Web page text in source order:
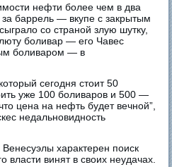
нефти более чем в два
баррель — вкупе с закрытым
со страной злую шутку,
боливар — его Чавес
боливаром — в
сегодня стоит 50
уже 100 боливаров и 500 —
цена на нефть будет вечной”,
недальновидность
характерен поиск
винят в своих неудачах.